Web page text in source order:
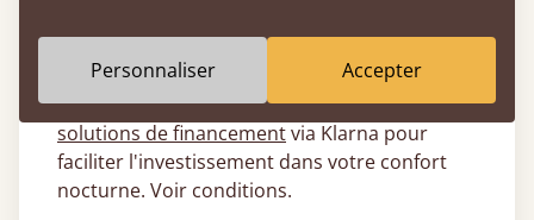
Échelonnez le coût de votre nouveau lit
japonais grâce à nos options de paiement
flexibles sans frais. Nous proposons des
solutions de financementvia Klarna pour
faciliter l'investissement dans votre confort
nocturne. Voir conditions.
Personnaliser Accepter